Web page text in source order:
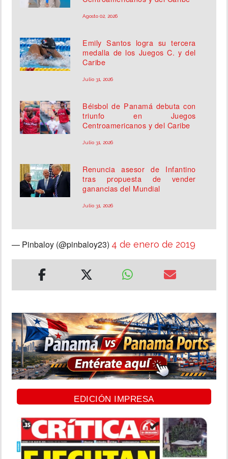
Agosto 02, 2026
Emily Santos logra su tercera
medalla de los Juegos C. y del
Caribe
Julio 31, 2026
Béisbol de Panamá debuta con
triunfo en Juegos
Centroamericanos y del Caribe
Julio 31, 2026
Renuncia asesor de Infantino
tras propuesta de vender
ganancias del Mundial
Julio 31, 2026
— Pinbaloy (@pinbaloy23) 4 de enero de 2019
EDICIÓN IMPRESA